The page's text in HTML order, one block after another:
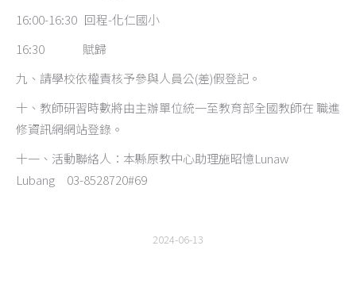
16:00-16:30 回程-化仁國小
16:30 賦歸
九、請學校依權責核予參與人員公(差)假登記。
十、教師研習時數將由主辦單位統一至教育部全國教師在 職進
修資訊網網站登錄。
十一、活動聯絡人：本縣原教中心助理施昭憶Lunaw
Lubang 03-8528720#69
2024-06-13